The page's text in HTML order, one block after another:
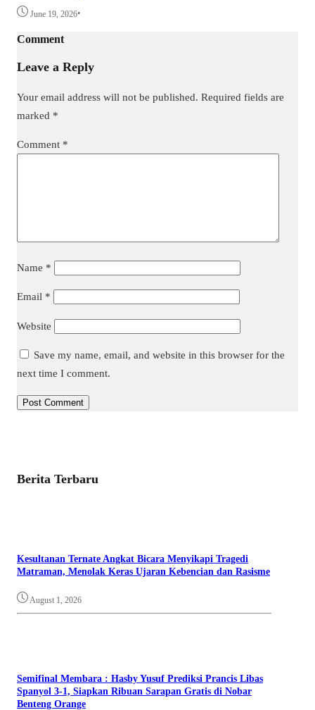
June 19, 2026•
Comment
Leave a Reply
Your email address will not be published. Required fields are
marked *
Comment *
Name *
Email *
Website
Save my name, email, and website in this browser for the
next time I comment.
Berita Terbaru
Kesultanan Ternate Angkat Bicara Menyikapi Tragedi
Matraman, Menolak Keras Ujaran Kebencian dan Rasisme
August 1, 2026
Semifinal Membara : Hasby Yusuf Prediksi Prancis Libas
Spanyol 3-1, Siapkan Ribuan Sarapan Gratis di Nobar
Benteng Orange